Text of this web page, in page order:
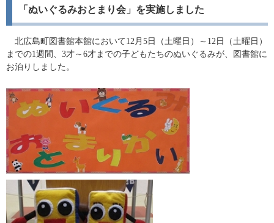
「ぬいぐるみおとまり会」を実施しました
北広島町図書館本館において12月5日（土曜日）～12日（土曜日）
までの1週間、3才～6才までの子どもたちのぬいぐるみが、図書館に
お泊りしました。